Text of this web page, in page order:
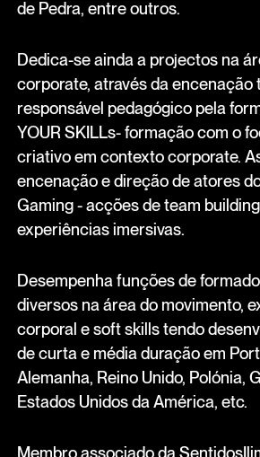
de Pedra, entre outros.
Dedica-se ainda a projectos na
corporate, através da encenação
responsável pedagógico pela
YOUR SKILLs- formação com o
criativo em contexto corporate.
encenação e direção de atores
Gaming - acções de team
experiências imersivas.
Desempenha funções de
diversos na área do movimento,
corporal e soft skills tendo
de curta e média duração em
Alemanha, Reino Unido, Polónia,
Estados Unidos da América, etc.
Membro associado da